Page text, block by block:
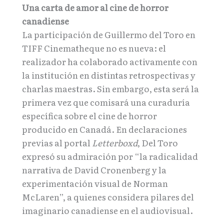
Una carta de amor al cine de horror
canadiense
La participación de Guillermo del Toro en
TIFF Cinematheque no es nueva: el
realizador ha colaborado activamente con
la institución en distintas retrospectivas y
charlas maestras. Sin embargo, esta será la
primera vez que comisará una curaduría
específica sobre el cine de horror
producido en Canadá. En declaraciones
previas al portal Letterboxd, Del Toro
expresó su admiración por “la radicalidad
narrativa de David Cronenberg y la
experimentación visual de Norman
McLaren”, a quienes considera pilares del
imaginario canadiense en el audiovisual.